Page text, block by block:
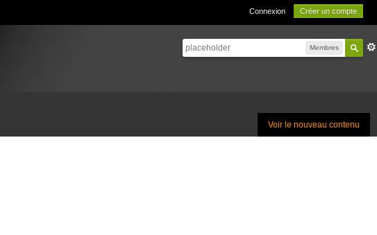
Connexion Créer un compte
Membres
Voir le nouveau contenu